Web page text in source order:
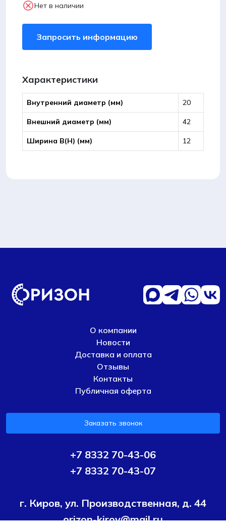
Нет в наличии
Запросить информацию
Характеристики
Внутренний диаметр (мм) 20
Внешний диаметр (мм) 42
Ширина B(Н) (мм) 12
О компании
Новости
Доставка и оплата
Отзывы
Контакты
Публичная оферта
Заказать звонок
+7 8332 70-43-06
+7 8332 70-43-07
г. Киров, ул. Производственная, д. 44
orizon-kirov@mail.ru